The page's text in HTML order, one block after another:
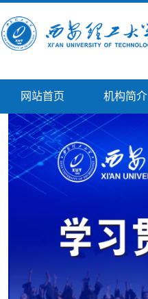
网站首页 机构简介